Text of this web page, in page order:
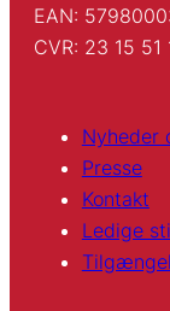
EAN:
CVR: 23 15 51
Nyheder
Presse
Kontakt
Ledige